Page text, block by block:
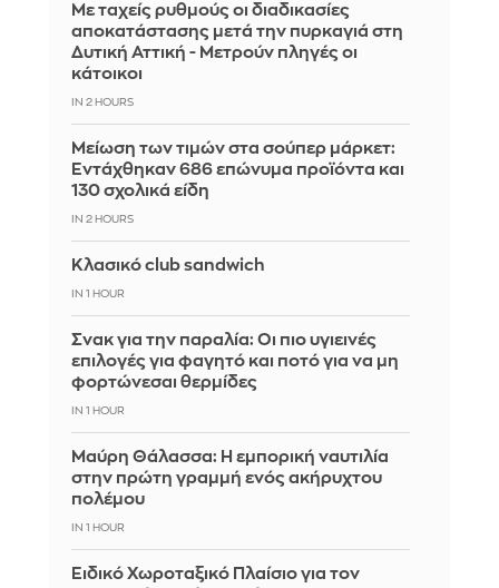
Με ταχείς ρυθμούς οι διαδικασίες
αποκατάστασης μετά την πυρκαγιά στη
Δυτική Αττική - Μετρούν πληγές οι
κάτοικοι
IN 2 HOURS
Μείωση των τιμών στα σούπερ μάρκετ:
Εντάχθηκαν 686 επώνυμα προϊόντα και
130 σχολικά είδη
IN 2 HOURS
Κλασικό club sandwich
IN 1 HOUR
Σνακ για την παραλία: Οι πιο υγιεινές
επιλογές για φαγητό και ποτό για να μη
φορτώνεσαι θερμίδες
IN 1 HOUR
Μαύρη Θάλασσα: Η εμπορική ναυτιλία
στην πρώτη γραμμή ενός ακήρυχτου
πολέμου
IN 1 HOUR
Ειδικό Χωροταξικό Πλαίσιο για τον